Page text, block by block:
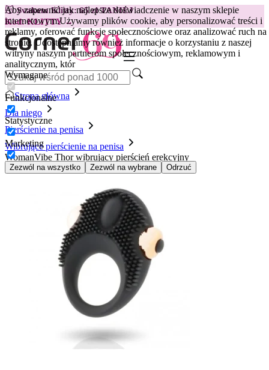
Aby zapewnić jak najlepsze doświadczenie w naszym sklepie
internetowym.Używamy plików cookie, aby personalizować treści i
reklamy, oferować funkcje społecznościowe oraz analizować ruch na
stronie. Udostępniamy również informacje o korzystaniu z naszej
witryny naszym partnerom społecznościowym, reklamowym i
analitycznym, któr
Wymagane
Funkcjonalne
Statystyczne
Marketing
Zezwól na wszystko Zezwól na wybrane Odrzuć
😽Svakom Klitty: 65 zł TANIEJ
Kod: KLITTY →
Strona główna
Dla niego
Pierścienie na penisa
Wibrujące pierścienie na penisa
WomanVibe Thor wibrujący pierścień erekcyjny